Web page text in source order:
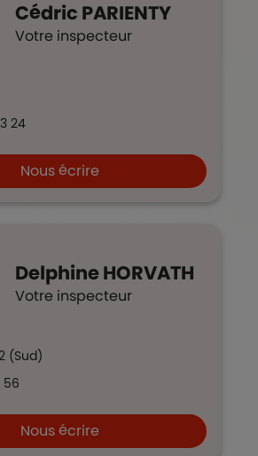
Cédric PARIENTY
Votre inspecteur
24
Nous écrire
DelphineHORVATH
Votre inspecteur
(Sud)
56
Nous écrire